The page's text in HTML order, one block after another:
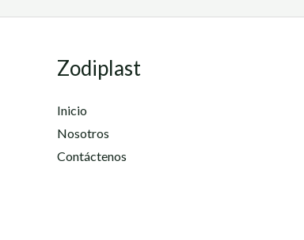
Zodiplast
Inicio
Nosotros
Contáctenos